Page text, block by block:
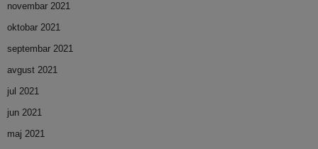
novembar 2021
oktobar 2021
septembar 2021
avgust 2021
jul 2021
jun 2021
maj 2021